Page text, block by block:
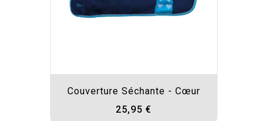
Couverture Séchante - Cœur
25,95 €